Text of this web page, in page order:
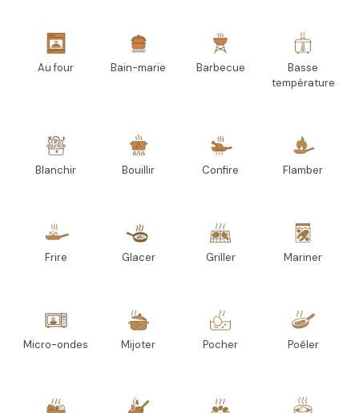
Au four Bain-marie Barbecue
Basse
température
Blanchir Bouillir Confire Flamber
Frire Glacer Griller Mariner
Micro-ondes Mijoter Pocher Poêler